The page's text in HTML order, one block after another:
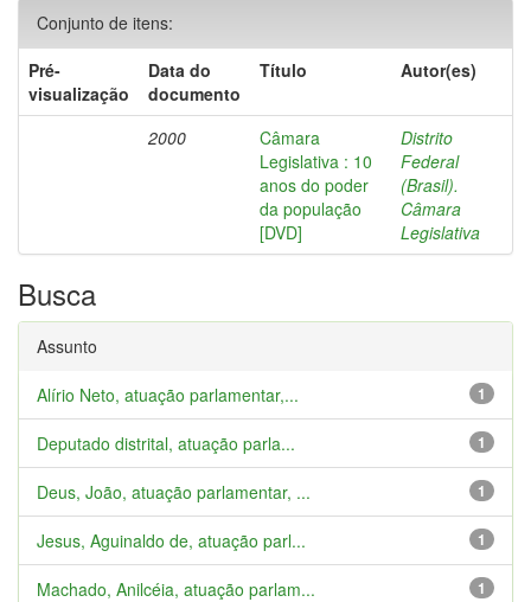
Conjunto de itens:
Pré-
visualização
Data do
documento
Título Autor(es)
2000
Câmara
Legislativa : 10
anos do poder
da população
[DVD]
Distrito
Federal
(Brasil).
Câmara
Legislativa
Busca
Assunto
1
Alírio Neto, atuação parlamentar,...
1
Deputado distrital, atuação parla...
1
Deus, João, atuação parlamentar, ...
1
Jesus, Aguinaldo de, atuação parl...
1
Machado, Anilcéia, atuação parlam...